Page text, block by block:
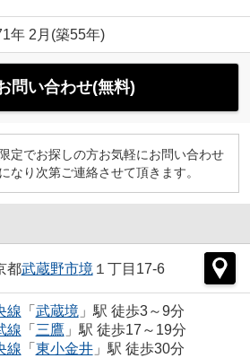
年 2月(築55年)
問い合わせ(無料)
定でお探しの方お気軽にお問い合わせ
なり次第ご連絡させて頂きます。
都武蔵野市境 １丁目17-6
線 「 武蔵境 」駅 徒歩3～9分
線 「 三鷹 」駅 徒歩17～19分
線 「 東小金井」駅 徒歩30分